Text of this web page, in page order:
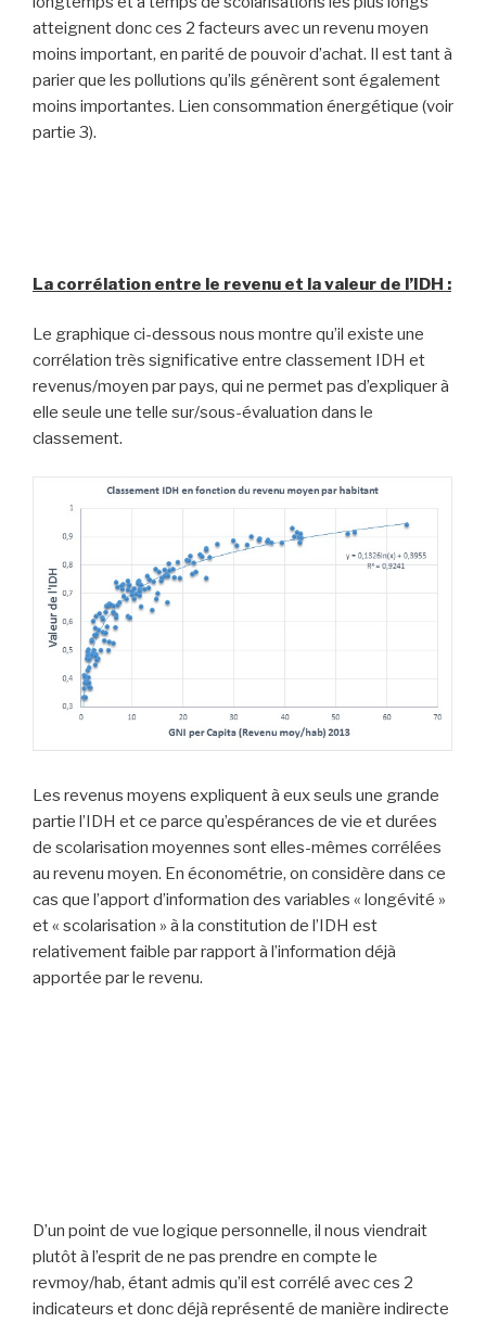
atteignent donc ces 2 facteurs avec un revenu moyen
moins important, en parité de pouvoir d’achat. Il est tant à
parier que les pollutions qu’ils génèrent sont également
moins importantes. Lien consommation énergétique (voir
partie 3).
La corrélation entre le revenu et la valeur de l’IDH :
Le graphique ci-dessous nous montre qu’il existe une
corrélation très significative entre classement IDH et
revenus/moyen par pays, qui ne permet pas d’expliquer à
elle seule une telle sur/sous-évaluation dans le
classement.
Les revenus moyens expliquent à eux seuls une grande
partie l’IDH et ce parce qu’espérances de vie et durées
de scolarisation moyennes sont elles-mêmes corrélées
au revenu moyen. En économétrie, on considère dans ce
cas que l’apport d’information des variables « longévité »
et « scolarisation » à la constitution de l’IDH est
relativement faible par rapport à l’information déjà
apportée par le revenu.
D’un point de vue logique personnelle, il nous viendrait
plutôt à l’esprit de ne pas prendre en compte le
revmoy/hab, étant admis qu’il est corrélé avec ces 2
indicateurs et donc déjà représenté de manière indirecte